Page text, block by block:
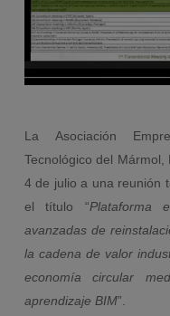
La Asociación
Tecnológico del
4 de julio a una reunión
el título “Plataforma
avanzadas de
la cadena de valor
economía circular
aprendizaje BIM”.